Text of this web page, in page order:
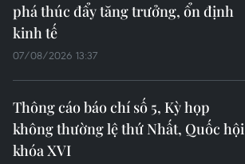
phá thúc đẩy tăng trưởng, ổn định
kinh tế
07/08/2026 13:37
Thông cáo báo chí số 5, Kỳ họp
không thường lệ thứ Nhất, Quốc hội
khóa XVI